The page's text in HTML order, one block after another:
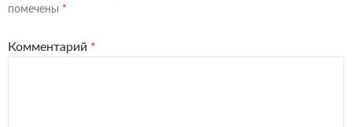
помечены *
Комментарий *